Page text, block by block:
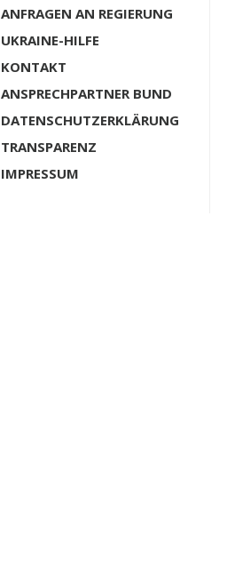
ANFRAGEN AN REGIERUNG
UKRAINE-HILFE
KONTAKT
ANSPRECHPARTNER BUND
DATENSCHUTZERKLÄRUNG
TRANSPARENZ
IMPRESSUM